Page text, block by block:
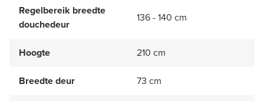
Regelbereik breedte
douchedeur
136 - 140 cm
Hoogte 210 cm
Breedte deur 73 cm